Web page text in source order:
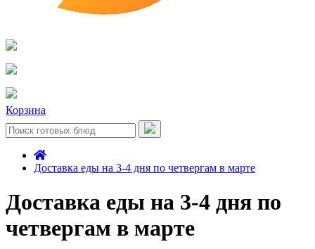
Корзина
Доставка еды на 3-4 дня по четвергам в марте
Доставка еды на 3-4 дня по
четвергам в марте